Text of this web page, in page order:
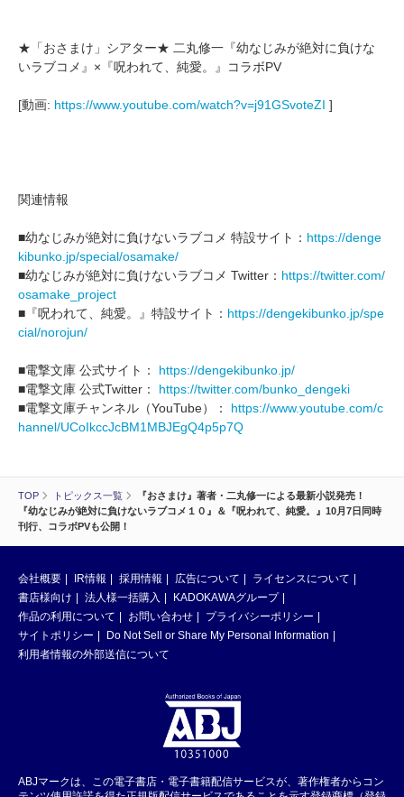
TOP トピックス一覧
『おさまけ』著者・二丸修一による最新小説発売！
『幼なじみが絶対に負けないラブコメ１０』＆『呪われて、純愛。』10月7日同時
刊行、コラボPVも公開！
★「おさまけ」シアター★ 二丸修一『幼なじみが絶対に負けな
いラブコメ』×『呪われて、純愛。』コラボPV
[動画: https://www.youtube.com/watch?v=j91GSvoteZI ]
関連情報
■幼なじみが絶対に負けないラブコメ 特設サイト： https://denge
kibunko.jp/special/osamake/
■幼なじみが絶対に負けないラブコメ Twitter： https://twitter.com/
osamake_project
■『呪われて、純愛。』特設サイト： https://dengekibunko.jp/spe
cial/norojun/
■電撃文庫 公式サイト： https://dengekibunko.jp/
■電撃文庫 公式Twitter： https://twitter.com/bunko_dengeki
■電撃文庫チャンネル（YouTube）： https://www.youtube.com/c
hannel/UCoIkccJcBM1MBJEgQ4p5p7Q
会社概要 IR情報 採用情報 広告について
ライセンスについて
書店様向け
法人様一括購入
KADOKAWAグループ
作品の利用について
お問い合わせ
プライバシーポリシー
サイトポリシー
Do Not Sell or Share My Personal Information
利用者情報の外部送信について
ABJマークは、この電子書店・電子書籍配信サービスが、著作権者からコン